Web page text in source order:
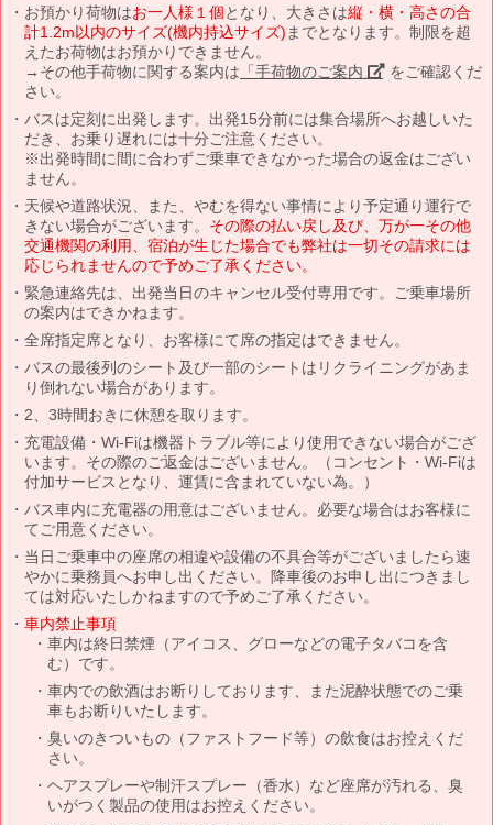
お預かり荷物はお一人様１個となり、大きさは縦・横・高さの合
計1.2m以内のサイズ(機内持込サイズ) までとなります。制限を超
えたお荷物はお預かりできません。
→その他手荷物に関する案内は 「手荷物のご案内」 をご確認くだ
さい。
バスは定刻に出発します。出発15分前には集合場所へお越しいた
だき、お乗り遅れには十分ご注意ください。
※出発時間に間に合わずご乗車できなかった場合の返金はござい
ません。
天候や道路状況、また、やむを得ない事情により予定通り運行で
きない場合がございます。 その際の払い戻し及び、万が一その他
交通機関の利用、宿泊が生じた場合でも弊社は一切その請求には
応じられませんので予めご了承ください。
緊急連絡先は、出発当日のキャンセル受付専用です。ご乗車場所
の案内はできかねます。
全席指定席となり、お客様にて席の指定はできません。
バスの最後列のシート及び一部のシートはリクライニングがあま
り倒れない場合があります。
2、3時間おきに休憩を取ります。
充電設備・Wi-Fiは機器トラブル等により使用できない場合がござ
います。その際のご返金はございません。（コンセント・Wi-Fiは
付加サービスとなり、運賃に含まれていない為。）
バス車内に充電器の用意はございません。必要な場合はお客様に
てご用意ください。
当日ご乗車中の座席の相違や設備の不具合等がございましたら速
やかに乗務員へお申し出ください。降車後のお申し出につきまし
ては対応いたしかねますので予めご了承ください。
車内禁止事項
車内は終日禁煙（アイコス、グローなどの電子タバコを含
む）です。
車内での飲酒はお断りしております、また泥酔状態でのご乗
車もお断りいたします。
臭いのきついもの（ファストフード等）の飲食はお控えくだ
さい。
ヘアスプレーや制汗スプレー（香水）など座席が汚れる、臭
いがつく製品の使用はお控えください。